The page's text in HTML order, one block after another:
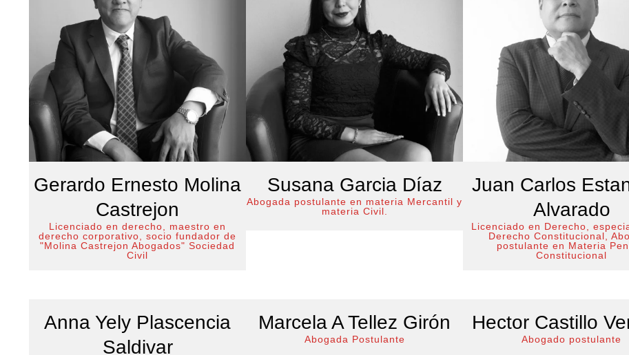
Gerardo Ernesto Molina
Castrejon
Licenciado en derecho, maestro en
derecho corporativo, socio fundador de
"Molina Castrejon Abogados" Sociedad
Civil
Susana Garcia Díaz
Abogada postulante en materia Mercantil y
materia Civil.
Juan Carlos
Alvarado
Licenciado en Derecho,
Derecho Constitucional,
postulante en Materia
Constitucional
Anna Yely Plascencia
Saldivar
Marcela A Tellez Girón
Abogada Postulante
Hector Castillo
Abogado postulante